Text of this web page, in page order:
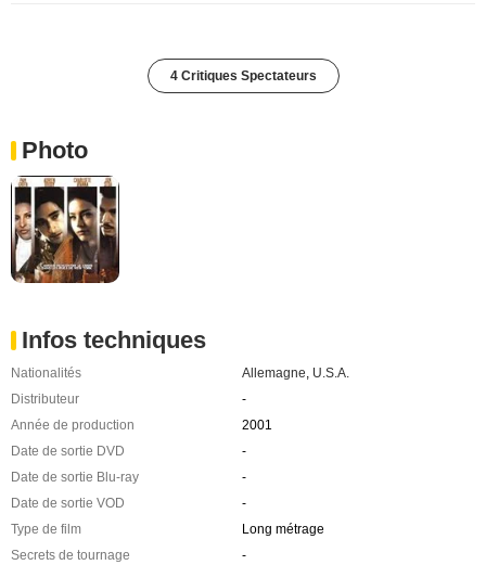
4 Critiques Spectateurs
Photo
Infos techniques
Nationalités Allemagne, U.S.A.
Distributeur
-
Année de production
2001
Date de sortie DVD
-
Date de sortie Blu-ray
-
Date de sortie VOD
-
Type de film
Long métrage
Secrets de tournage
-